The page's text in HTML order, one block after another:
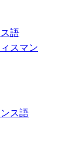
語
スマン
ス語